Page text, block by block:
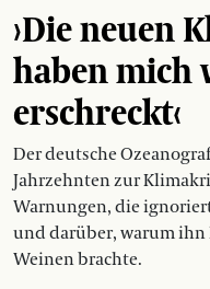
›Die neuen
haben
erschreckt‹
Der deutsche
Jahrzehnten zur
Warnungen, die
und darüber, warum ihn
Weinen brachte.